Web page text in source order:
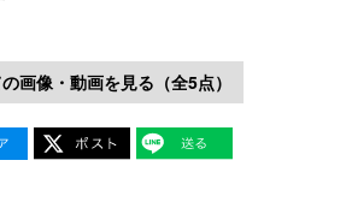
画像・動画を見る（全5点）